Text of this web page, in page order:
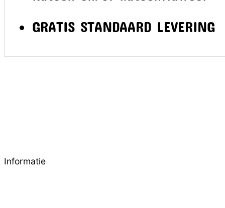
GRATIS STANDAARD LEVERING
Informatie